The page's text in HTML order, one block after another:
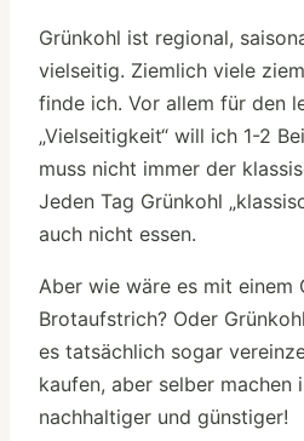
Grünkohl ist regional,
vielseitig. Ziemlich viele
finde ich. Vor allem für den
„Vielseitigkeit“ will ich 1-2
muss nicht immer der
Jeden Tag Grünkohl
auch nicht essen.
Aber wie wäre es mit einem
Brotaufstrich? Oder
es tatsächlich sogar
kaufen, aber selber machen
nachhaltiger und günstiger!